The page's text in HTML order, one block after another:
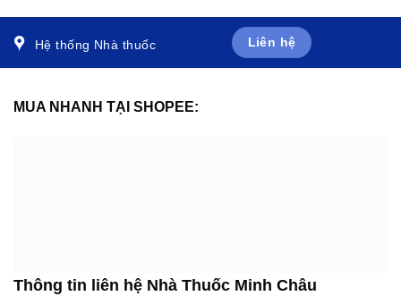
Hệ thống Nhà thuốc Liên hệ
MUA NHANH TẠI SHOPEE:
Thông tin liên hệ Nhà Thuốc Minh Châu